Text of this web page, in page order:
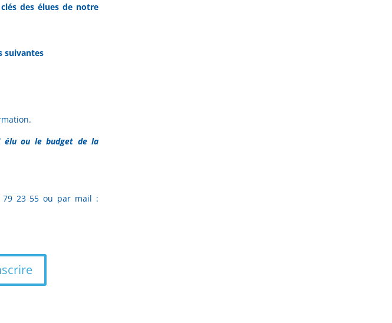
des élues de notre
suivantes
élu ou le budget de la
79 23 55 ou par mail :